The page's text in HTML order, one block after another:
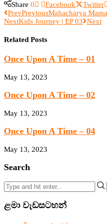
Share 0 Facebook Twitter
PrevPreviousMahacharya
NextKids Journey | EP 03 Next
Related Posts
Once Upon A Time – 01
May 13, 2023
Once Upon A Time – 02
May 13, 2023
Once Upon A Time – 04
May 13, 2023
Search
ළමා වැඩසටහන්